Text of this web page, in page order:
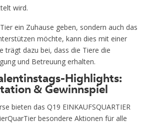
wird.
ein Zuhause geben, sondern auch das
möchte, kann dies mit einer
trägt dazu bei, dass die Tiere die
und Betreuung erhalten.
Highlights:
& Gewinnspiel
bieten das Q19 EINKAUFSQUARTIER
besondere Aktionen für alle